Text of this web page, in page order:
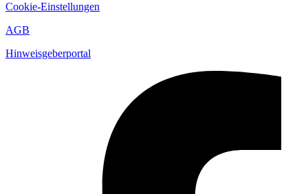
Cookie-Einstellungen
AGB
Hinweisgeberportal